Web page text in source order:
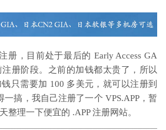
册，目前处于最后的 Early Access GA
册阶段。之前的加钱都太贵了，所以
只需要加 100 多美元，就可以注册到
一搞，我自己注册了一个 VPS.APP，暂
整理一下便宜的 .APP 注册网站。